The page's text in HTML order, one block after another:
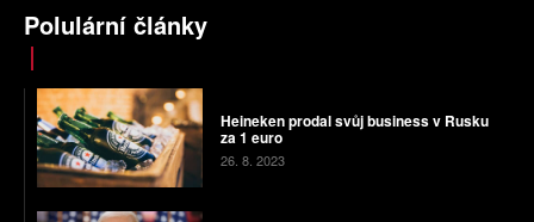
Polulární články
Heineken prodal svůj business v Rusku
za 1 euro
26. 8. 2023